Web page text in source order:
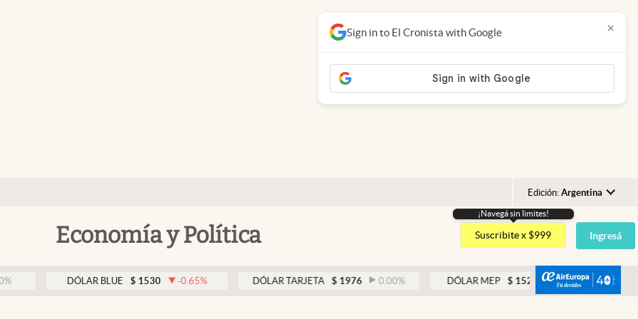
Edición: Argentina
Argentina
España
México
USA
Economía y Política
¡Navegá sin limites!
Suscribite x $999 Ingresá
DÓLAR BLUE $ 1530 -0.65 % DÓLAR TARJETA $ 1976 0.00 % DÓLAR MEP $ 1521,52 0.23%
Sign in to El Cronista with Google ×